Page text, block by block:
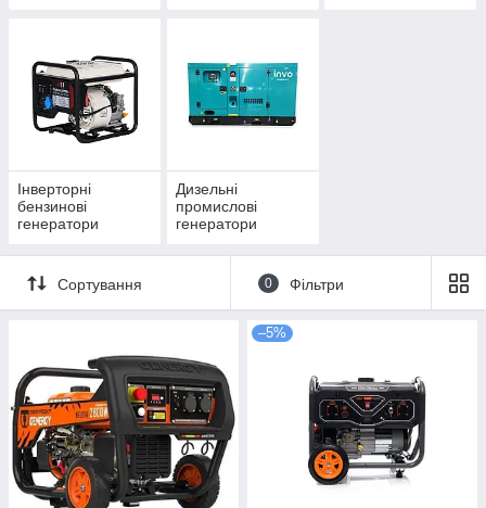
Інверторні
бензинові
генератори
Дизельні
промислові
генератори
Сортування 0 Фільтри
–5%